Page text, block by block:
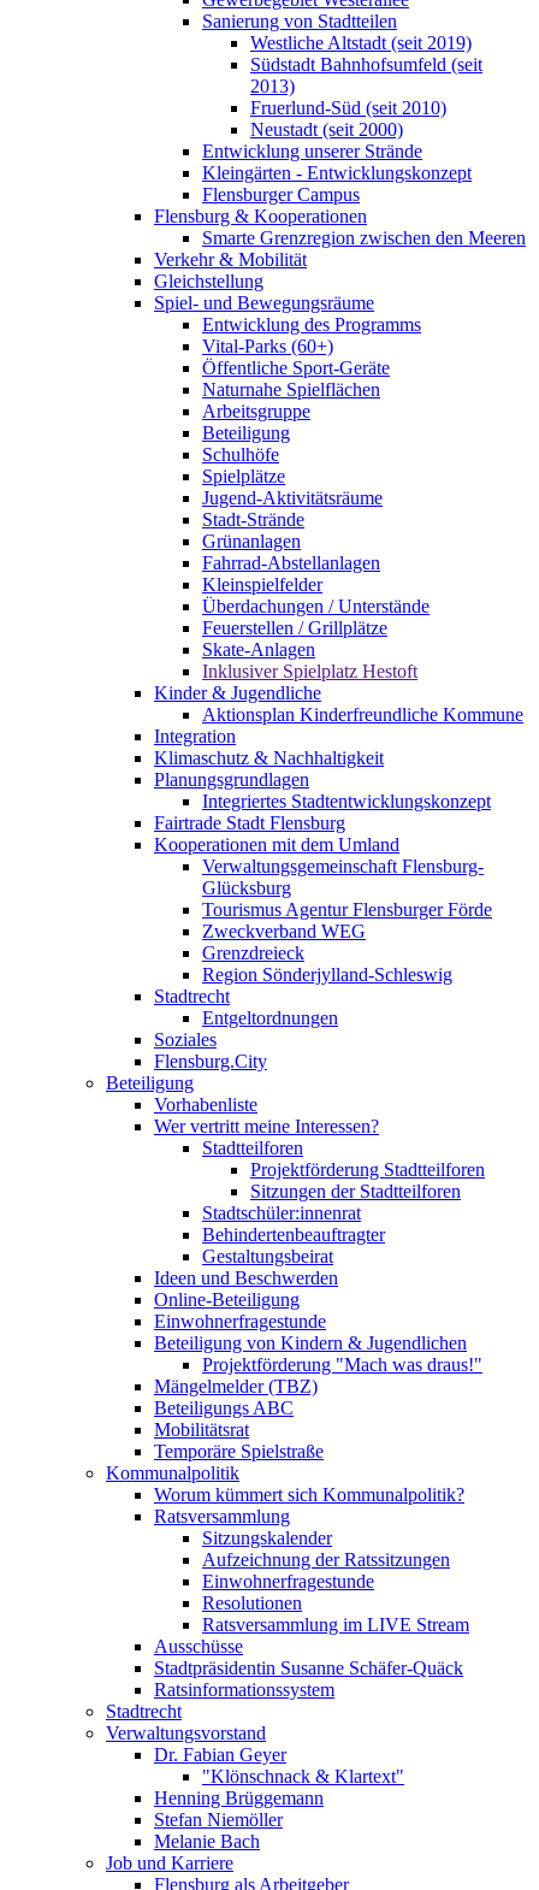
Sanierung von Stadtteilen
Westliche Altstadt (seit 2019)
Südstadt Bahnhofsumfeld (seit
2013)
Fruerlund-Süd (seit 2010)
Neustadt (seit 2000)
Entwicklung unserer Strände
Kleingärten - Entwicklungskonzept
Flensburger Campus
Flensburg & Kooperationen
Smarte Grenzregion zwischen den Meeren
Verkehr & Mobilität
Gleichstellung
Spiel- und Bewegungsräume
Entwicklung des Programms
Vital-Parks (60+)
Öffentliche Sport-Geräte
Naturnahe Spielflächen
Arbeitsgruppe
Beteiligung
Schulhöfe
Spielplätze
Jugend-Aktivitätsräume
Stadt-Strände
Grünanlagen
Fahrrad-Abstellanlagen
Kleinspielfelder
Überdachungen / Unterstände
Feuerstellen / Grillplätze
Skate-Anlagen
Inklusiver Spielplatz Hestoft
Kinder & Jugendliche
Aktionsplan Kinderfreundliche Kommune
Integration
Klimaschutz & Nachhaltigkeit
Planungsgrundlagen
Integriertes Stadtentwicklungskonzept
Fairtrade Stadt Flensburg
Kooperationen mit dem Umland
Verwaltungsgemeinschaft Flensburg-
Glücksburg
Tourismus Agentur Flensburger Förde
Zweckverband WEG
Grenzdreieck
Region Sönderjylland-Schleswig
Stadtrecht
Entgeltordnungen
Soziales
Flensburg.City
Beteiligung
Vorhabenliste
Wer vertritt meine Interessen?
Stadtteilforen
Projektförderung Stadtteilforen
Sitzungen der Stadtteilforen
Stadtschüler:innenrat
Behindertenbeauftragter
Gestaltungsbeirat
Ideen und Beschwerden
Online-Beteiligung
Einwohnerfragestunde
Beteiligung von Kindern & Jugendlichen
Projektförderung "Mach was draus!"
Mängelmelder (TBZ)
Beteiligungs ABC
Mobilitätsrat
Temporäre Spielstraße
Kommunalpolitik
Worum kümmert sich Kommunalpolitik?
Ratsversammlung
Sitzungskalender
Aufzeichnung der Ratssitzungen
Einwohnerfragestunde
Resolutionen
Ratsversammlung im LIVE Stream
Ausschüsse
Stadtpräsidentin Susanne Schäfer-Quäck
Ratsinformationssystem
Stadtrecht
Verwaltungsvorstand
Dr. Fabian Geyer
"Klönschnack & Klartext"
Henning Brüggemann
Stefan Niemöller
Melanie Bach
Job und Karriere
Flensburg als Arbeitgeber